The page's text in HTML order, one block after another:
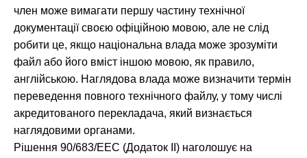
член може вимагати першу частину технічної
документації своєю офіційною мовою, але не слід
робити це, якщо національна влада може зрозуміти
файл або його вміст іншою мовою, як правило,
англійською. Наглядова влада може визначити термін
переведення повного технічного файлу, у тому числі
акредитованого перекладача, який визнається
наглядовими органами.
Рішення 90/683/EEC (Додаток II) наголошує на